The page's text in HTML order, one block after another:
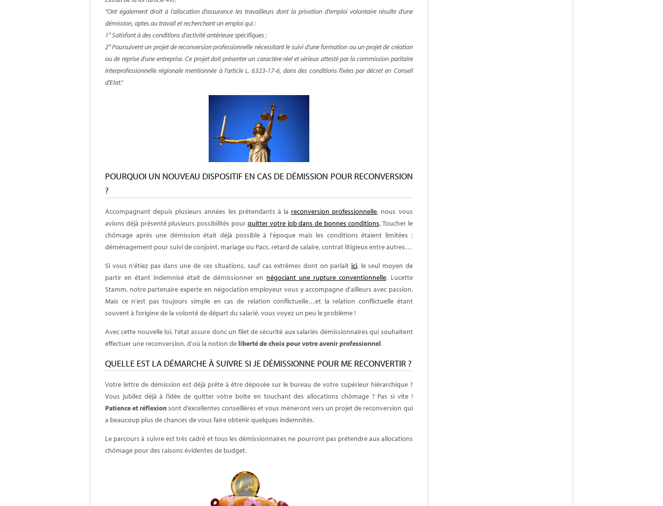
"Ont également droit à l'allocation d'assurance les travailleurs dont la privation d'emploi volontaire résulte d'une
démission, aptes au travail et recherchant un emploi qui :
1° Satisfont à des conditions d'activité antérieure spécifiques ;
2° Poursuivent un projet de reconversion professionnelle nécessitant le suivi d'une formation ou un projet de création
ou de reprise d'une entreprise. Ce projet doit présenter un caractère réel et sérieux attesté par la commission paritaire
interprofessionnelle régionale mentionnée à l'article L. 6323-17-6, dans des conditions fixées par décret en Conseil
d'Etat."
POURQUOI UN NOUVEAU DISPOSITIF EN CAS DE DÉMISSION POUR RECONVERSION
?
Accompagnant depuis plusieurs années les prétendants à la reconversion professionnelle, nous vous
avions déjà présenté plusieurs possibilités pour quitter votre job dans de bonnes conditions. Toucher le
chômage après une démission était déjà possible à l'époque mais les conditions étaient limitées :
déménagement pour suivi de conjoint, mariage ou Pacs, retard de salaire, contrat litigieux entre autres…
Si vous n'étiez pas dans une de ces situations, sauf cas extrêmes dont on parlait ici, le seul moyen de
partir en étant indemnisé était de démissionner en négociant une rupture conventionnelle. Lucette
Stamm, notre partenaire experte en négociation employeur vous y accompagne d'ailleurs avec passion.
Mais ce n'est pas toujours simple en cas de relation conflictuelle…et la relation conflictuelle étant
souvent à l’origine de la volonté de départ du salarié, vous voyez un peu le problème !
Avec cette nouvelle loi, l'état assure donc un filet de sécurité aux salariés démissionnaires qui souhaitent
effectuer une reconversion, d'où la notion deliberté de choix pour votre avenir professionnel.
QUELLE EST LA DÉMARCHE À SUIVRE SI JE DÉMISSIONNE POUR ME RECONVERTIR ?
Votre lettre de démission est déjà prête à être déposée sur le bureau de votre supérieur hiérarchique ?
Vous jubilez déjà à l’idée de quitter votre boîte en touchant des allocations chômage ? Pas si vite !
Patience et réflexionsont d’excellentes conseillères et vous mèneront vers un projet de reconversion qui
a beaucoup plus de chances de vous faire obtenir quelques indemnités.
Le parcours à suivre est très cadré et tous les démissionnaires ne pourront pas prétendre aux allocations
chômage pour des raisons évidentes de budget.